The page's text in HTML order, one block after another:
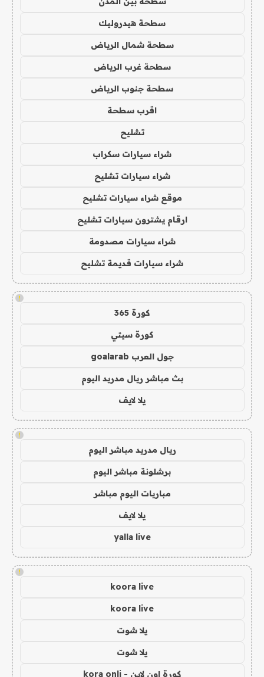
سطحة هيدروليك
سطحة شمال الرياض
سطحة غرب الرياض
سطحة جنوب الرياض
اقرب سطحة
تشليح
شراء سيارات سكراب
شراء سيارات تشليح
موقع شراء سيارات تشليح
ارقام يشترون سيارات تشليح
شراء سيارات مصدومة
شراء سيارات قديمة تشليح
!
كورة 365
كورة سيتي
جول العرب goalarab
بث مباشر ريال مدريد اليوم
يلا لايف
!
ريال مدريد مباشر اليوم
برشلونة مباشر اليوم
مباريات اليوم مباشر
يلا لايف
yalla live
!
koora live
koora live
يلا شوت
يلا شوت
كورة اون لاين - kora onli